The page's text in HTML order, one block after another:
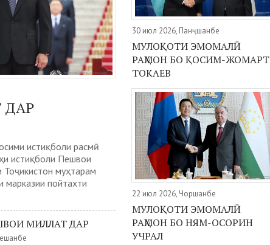
ДАР
истиқболи расмӣ
истиқболи Пешвои
муҳтарам
пойтахти
МИЛЛАТ ДАР
30 июл 2026, Панҷшанбе
МУЛОҚОТИ ЭМОМАЛӢ
РАҲМОН БО ҚОСИМ-ЖОМАРТ
ТОКАЕВ
22 июл 2026, Чоршанбе
МУЛОҚОТИ ЭМОМАЛӢ
РАҲМОН БО НЯМ-ОСОРИН
УЧРАЛ